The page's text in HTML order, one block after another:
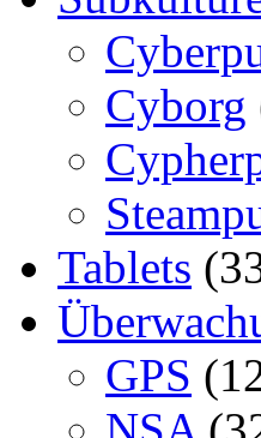
Cyborg
Tablets
GPS